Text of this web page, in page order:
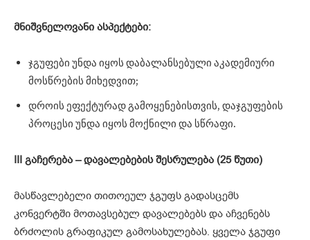
მნიშვნელოვანი ასპექტები:
ჯგუფები უნდა იყოს დაბალანსებული აკადემიური
მოსწრების მიხედვით;
დროის ეფექტურად გამოყენებისთვის, დაჯგუფების
პროცესი უნდა იყოს მოქნილი და სწრაფი.
III გაჩერება –დავალებებისშესრულება (25 წუთი)
მასწავლებელი თითოეულ ჯგუფს გადასცემს
კონვერტში მოთავსებულ დავალებებს და აჩვენებს
ბრძოლის გრაფიკულ გამოსახულებას. ყველა ჯგუფი